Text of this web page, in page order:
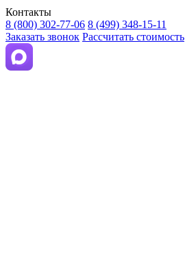
Контакты
8 (800) 302-77-06 8 (499) 348-15-11
Заказать звонок Рассчитать стоимость